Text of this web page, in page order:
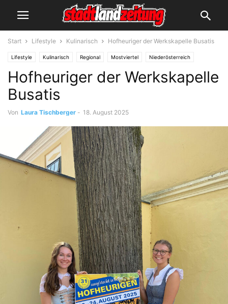
Start Lifestyle Kulinarisch Hofheuriger der Werkskapelle Busatis
Lifestyle Kulinarisch Regional Mostviertel Niederösterreich
Veranstaltungen
Hofheuriger der Werkskapelle
Busatis
Von Laura Tischberger - 18. August 2025